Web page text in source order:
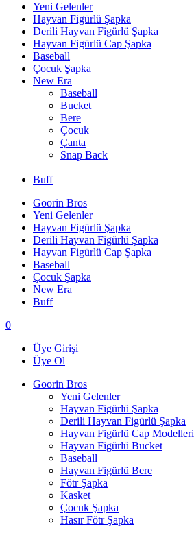
Yeni Gelenler
Hayvan Figürlü Şapka
Derili Hayvan Figürlü Şapka
Hayvan Figürlü Cap Şapka
Baseball
Çocuk Şapka
New Era
Baseball
Bucket
Bere
Çocuk
Çanta
Snap Back
Buff
Goorin Bros
Yeni Gelenler
Hayvan Figürlü Şapka
Derili Hayvan Figürlü Şapka
Hayvan Figürlü Cap Şapka
Baseball
Çocuk Şapka
New Era
Buff
0
Üye Girişi
Üye Ol
Goorin Bros
Yeni Gelenler
Hayvan Figürlü Şapka
Derili Hayvan Figürlü Şapka
Hayvan Figürlü Cap Modelleri
Hayvan Figürlü Bucket
Baseball
Hayvan Figürlü Bere
Fötr Şapka
Kasket
Çocuk Şapka
Hasır Fötr Şapka